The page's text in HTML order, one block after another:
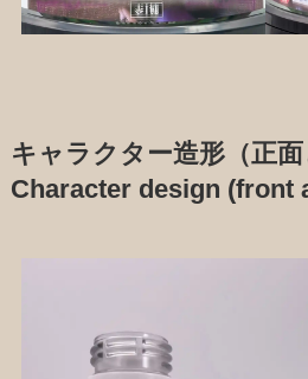
キャラクター造形（正面
Character design (front